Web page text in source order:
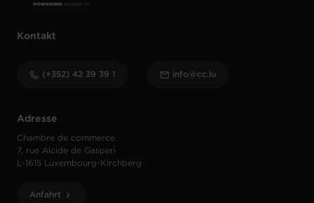
Adresse
Chambre de commerce
7, rue Alcide de Gasperi
L-1615 Luxembourg-Kirchberg
Anfahrt
Kontakt
(+352) 42 39 39 1 info@cc.lu